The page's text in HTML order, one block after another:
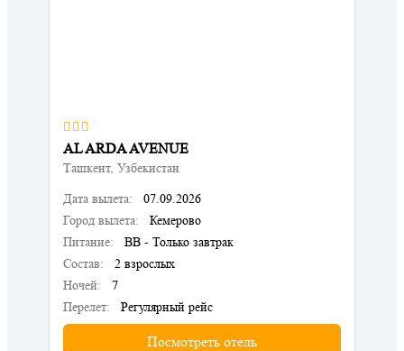
AL ARDA AVENUE
Ташкент, Узбекистан
Дата вылета:
07.09.2026
Город вылета:
Кемерово
Питание:
BB - Только завтрак
Состав:
2 взрослых
Ночей:
7
Перелет:
Регулярный рейс
Посмотреть отель